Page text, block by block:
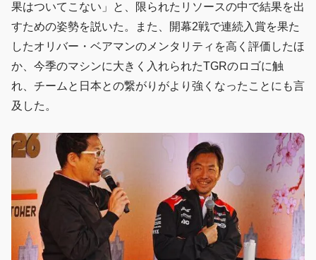
果はついてこない」と、限られたリソースの中で結果を出
すための姿勢を説いた。また、開幕2戦で連続入賞を果た
したオリバー・ベアマンのメンタリティを高く評価したほ
か、今季のマシンに大きく入れられたTGRのロゴに触
れ、チームと日本との繋がりがより強くなったことにも言
及した。